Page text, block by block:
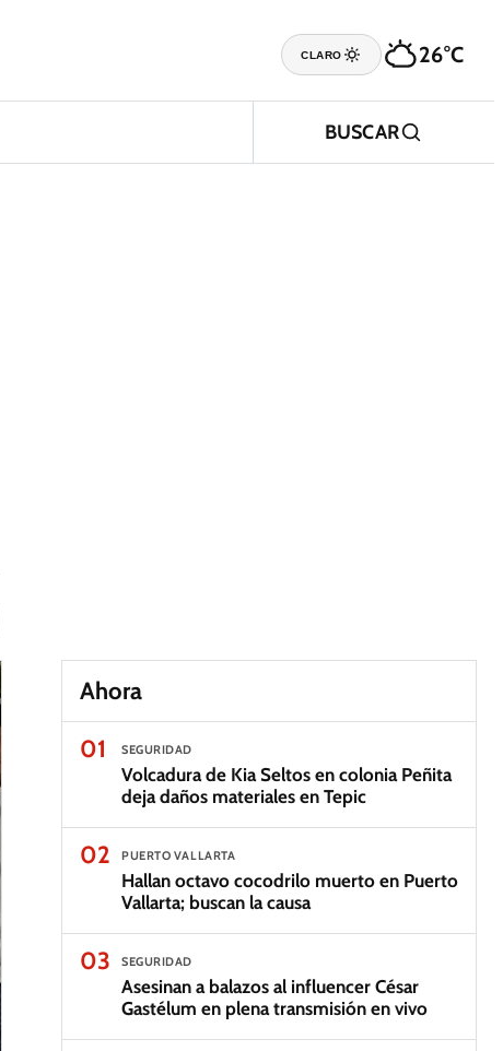
CLARO 26°C
BUSCAR
Ahora
01
SEGURIDAD
Volcadura de Kia Seltos en colonia Peñita
deja daños materiales en Tepic
02 PUERTO VALLARTA
Hallan octavo cocodrilo muerto en Puerto
Vallarta; buscan la causa
03 SEGURIDAD
Asesinan a balazos al influencer César
Gastélum en plena transmisión en vivo